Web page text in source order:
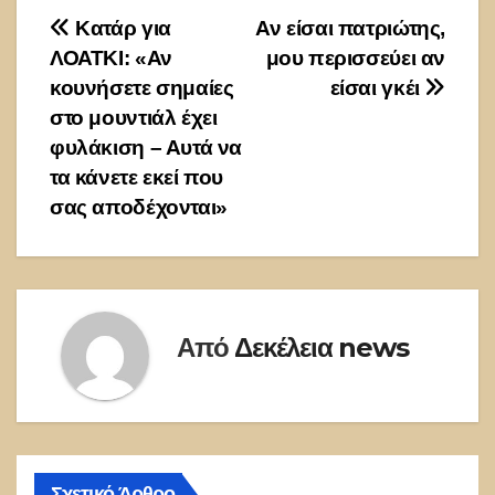
Πλοήγηση
άρθρων
Αν είσαι πατριώτης,
μου περισσεύει αν
είσαι γκέι
Κατάρ για
ΛΟΑΤΚΙ: «Αν
κουνήσετε σημαίες
στο μουντιάλ έχει
φυλάκιση – Αυτά να
τα κάνετε εκεί που
σας αποδέχονται»
Από Δεκέλεια news